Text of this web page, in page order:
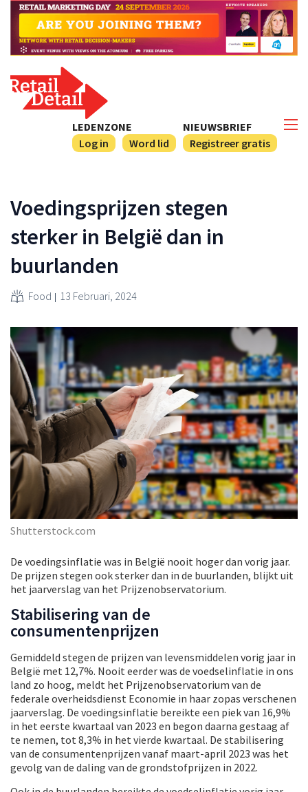
NIEUWSBRIEF
Registreer gratis
LEDENZONE
Log in
Word lid
Voedingsprijzen stegen
sterker in België dan in
buurlanden
Food 13 Februari, 2024
Shutterstock.com
De voedingsinflatie was in België nooit hoger dan vorig jaar.
De prijzen stegen ook sterker dan in de buurlanden, blijkt uit
het jaarverslag van het Prijzenobservatorium.
Stabilisering van de
consumentenprijzen
Gemiddeld stegen de prijzen van levensmiddelen vorig jaar in
België met 12,7%. Nooit eerder was de voedselinflatie in ons
land zo hoog, meldt het Prijzenobservatorium van de
federale overheidsdienst Economie in haar zopas verschenen
jaarverslag. De voedingsinflatie bereikte een piek van 16,9%
in het eerste kwartaal van 2023 en begon daarna gestaag af
te nemen, tot 8,3% in het vierde kwartaal. De stabilisering
van de consumentenprijzen vanaf maart-april 2023 was het
gevolg van de daling van de grondstofprijzen in 2022.